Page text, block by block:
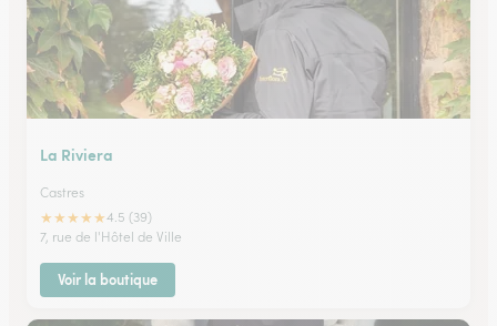
La Riviera
Castres
★★★★★4.5 (39)
7, rue de l'Hôtel de Ville
Voir la boutique